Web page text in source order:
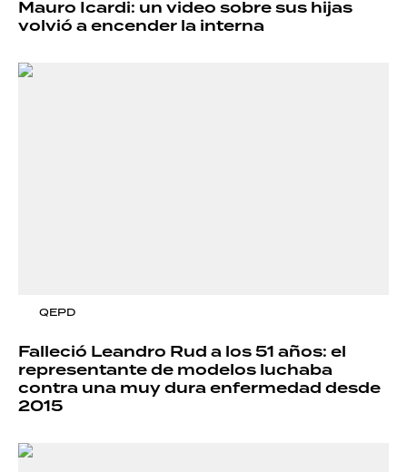
Mauro Icardi: un video sobre sus hijas
volvió a encender la interna
QEPD
Falleció Leandro Rud a los 51 años: el
representante de modelos luchaba
contra una muy dura enfermedad desde
2015